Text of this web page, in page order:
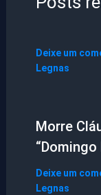
Deixe um
Legnas
Morre
“Domingo
Deixe um
Legnas